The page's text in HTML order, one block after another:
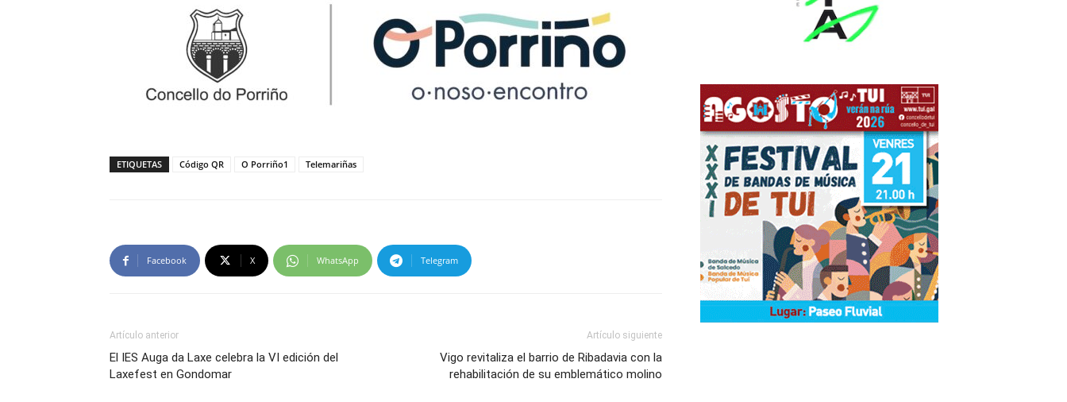
ETIQUETAS Código QR O Porriño1 Telemariñas
Facebook X WhatsApp Telegram
Artículo anterior
El IES Auga da Laxe celebra la VI edición del
Laxefest en Gondomar
Artículo siguiente
Vigo revitaliza el barrio de Ribadavia con la
rehabilitación de su emblemático molino